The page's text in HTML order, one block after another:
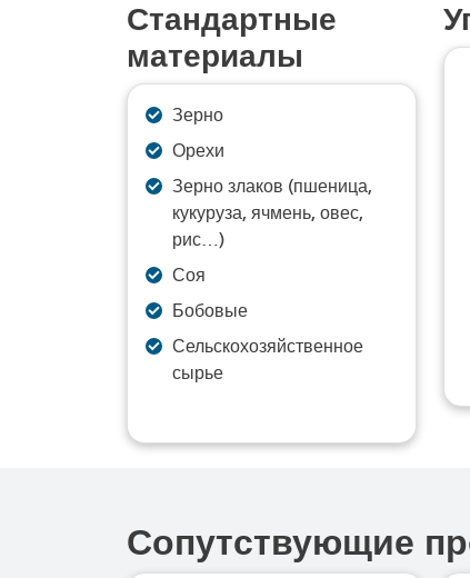
Стандартные
материалы
Зерно
Орехи
Зерно злаков (пшеница,
кукуруза, ячмень, овес,
рис…)
Соя
Бобовые
Сельскохозяйственное
сырье
Сопутствующие